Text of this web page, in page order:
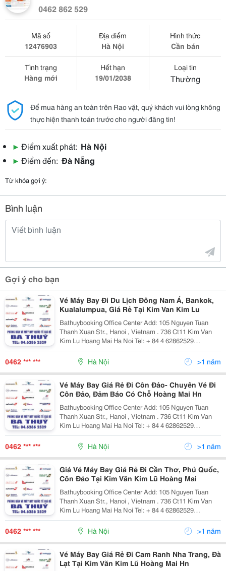
0462 862 529
Mã số
12476903
Địa điểm
Hà Nội
Hình thức
Cần bán
Tình trạng
Hàng mới
Hết hạn
19/01/2038
Loại tin
Thường
Để mua hàng an toàn trên Rao vặt, quý khách vui lòng không
thực hiện thanh toán trước cho người đăng tin!
▶ Điểm xuất phát: Hà Nội
▶ Điểm đến: Đà Nẵng
Từ khóa gợi ý:
Bình luận
Gợi ý cho bạn
Vé Máy Bay Đi Du Lịch Đông Nam Á, Bankok,
Kualalumpua, Giá Rẻ Tại Kim Van Kim Lu
Bathuybooking Office Center Add: 105 Nguyen Tuan
Thanh Xuan Str., Hanoi , Vietnam . 736 Ct11 Kim Van
Kim Lu Hoang Mai Ha Noi Tel: + 84 4 62862529
/62862500 Fax: +84 4 62862529 Cell Phone: + 84
972.958.782 + 84 982.419.779 Email: Phongv
0462 *** *** Hà Nội >1 năm
Vé Máy Bay Giá Rẻ Đi Côn Đảo- Chuyên Vé Đi
Côn Đảo, Đảm Báo Có Chỗ Hoàng Mai Hn
Bathuybooking Office Center Add: 105 Nguyen Tuan
Thanh Xuan Str., Hanoi , Vietnam . 736 Ct11 Kim Van
Kim Lu Hoang Mai Ha Noi Tel: + 84 4 62862529
/62862500 Fax: +84 4 62862529 Cell Phone: + 84
972.958.782 + 84 982.419.779 Email: Phongv
0462 *** *** Hà Nội >1 năm
Giá Vé Máy Bay Giá Rẻ Đi Cần Thơ, Phú Quốc,
Côn Đảo Tại Kim Văn Kim Lũ Hoàng Mai
Bathuybooking Office Center Add: 105 Nguyen Tuan
Thanh Xuan Str., Hanoi , Vietnam . 736 Ct11 Kim Van
Kim Lu Hoang Mai Ha Noi Tel: + 84 4 62862529
/62862500 Fax: +84 4 62862529 Cell Phone: + 84
972.958.782 + 84 982.419.779 Email: Phongv
0462 *** *** Hà Nội >1 năm
Vé Máy Bay Giá Rẻ Đi Cam Ranh Nha Trang, Đà
Lạt Tại Kim Văn Kim Lũ Hoàng Mai Hn